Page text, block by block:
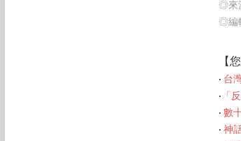
◎來
◎編
【您
‧ 台
‧ 「
‧ 數
‧ 神